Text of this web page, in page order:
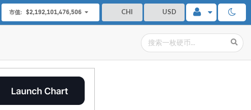
CHI USD
市值: $2,192,101,476,506